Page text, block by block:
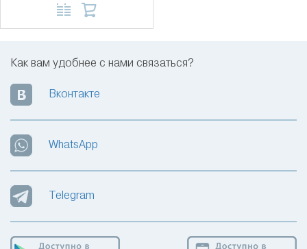
Как вам удобнее с нами связаться?
Вконтакте
WhatsApp
Telegram